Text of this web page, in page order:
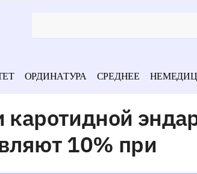
ОРДИНАТУРА СРЕДНЕЕ
каротидной
10% при